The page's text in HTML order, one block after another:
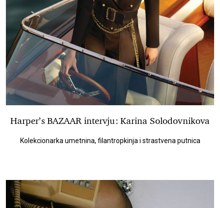
Harper’s BAZAAR intervju: Karina Solodovnikova
Kolekcionarka umetnina, filantropkinja i strastvena putnica